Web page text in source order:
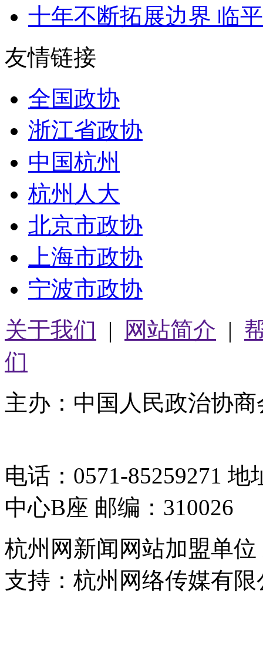
十年不断拓展边界 临
友情链接
全国政协
浙江省政协
中国杭州
杭州人大
北京市政协
上海市政协
宁波市政协
关于我们 | 网站简介 |
们
主办：中国人民政治协
电话：0571-85259271
中心B座 邮编：310026
杭州网新闻网站加盟单
支持：杭州网络传媒有限